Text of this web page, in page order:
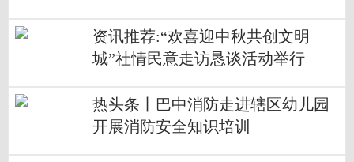
资讯推荐:“欢喜迎中秋共创文明
城”社情民意走访恳谈活动举行
热头条丨巴中消防走进辖区幼儿园
开展消防安全知识培训